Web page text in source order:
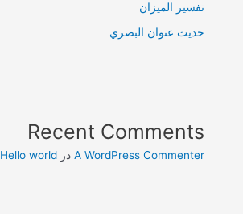
تفسير الميزان
حديث عنوان البصري
Recent Comments
A WordPress Commenter درHello world!